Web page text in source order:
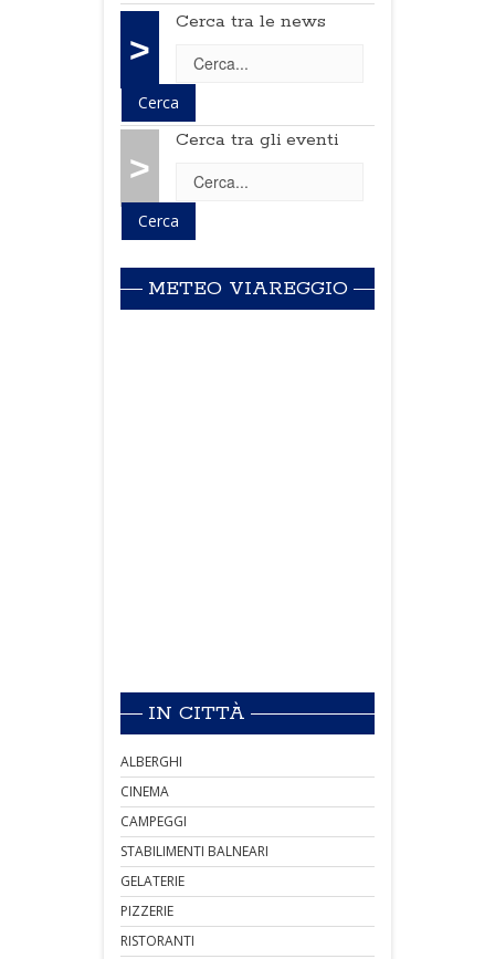
>
Cerca tra le news
>
Cerca tra gli eventi
METEO VIAREGGIO
IN CITTÀ
ALBERGHI
CINEMA
CAMPEGGI
STABILIMENTI BALNEARI
GELATERIE
PIZZERIE
RISTORANTI